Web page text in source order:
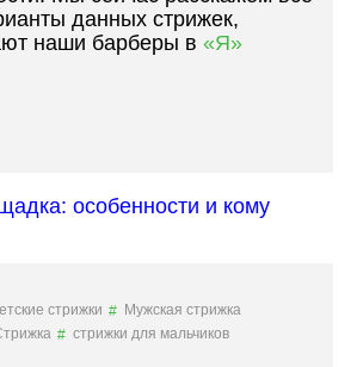
данных стрижек,
наши барберы в «Я»
стрижки
Мужская стрижка
стрижки для мальчиков